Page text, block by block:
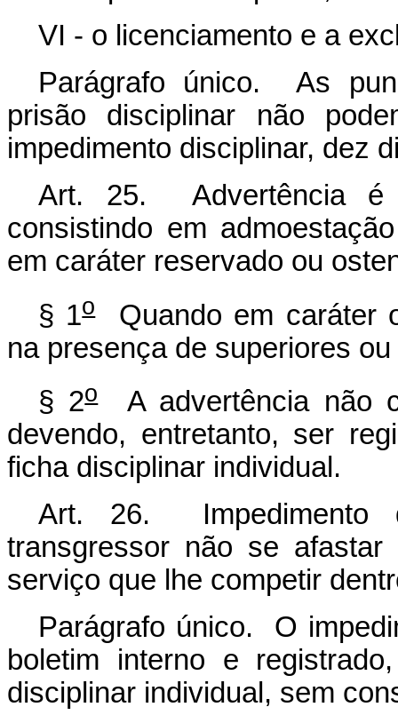
VI - o licenciamento e a
Parágrafo único. As
prisão disciplinar não
impedimento disciplinar, dez
Art. 25. Advertência é
consistindo em
em caráter reservado ou
§ 1oQuando em caráter
na presença de superiores
§ 2oA advertência não
devendo, entretanto, ser
ficha disciplinar individual.
Art. 26. Impedimento
transgressor não se
serviço que lhe competir
Parágrafo único. O
boletim interno e
disciplinar individual, sem